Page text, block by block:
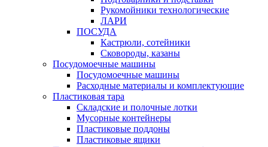
Рукомойники технологические
ЛАРИ
ПОСУДА
Кастрюли, сотейники
Сковороды, казаны
Посудомоечные машины
Посудомоечные машины
Расходные материалы и комплектующие
Пластиковая тара
Складские и полочные лотки
Мусорные контейнеры
Пластиковые поддоны
Пластиковые ящики